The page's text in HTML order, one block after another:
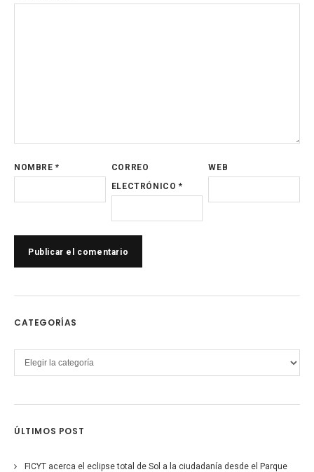
NOMBRE*
CORREO
ELECTRÓNICO *
WEB
CATEGORÍAS
Categorías
ÚLTIMOS POST
FICYT acerca el eclipse total de Sol a la ciudadanía desde el Parque